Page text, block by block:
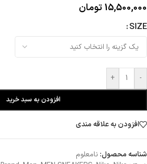
15,500,000 تومان
SIZE
-
+
افزودن به سبد خرید
افزودن به علاقه مندی
شناسه محصول: نامعلوم